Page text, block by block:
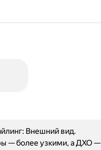
Внешний вид.
— более узкими, а ДХО —